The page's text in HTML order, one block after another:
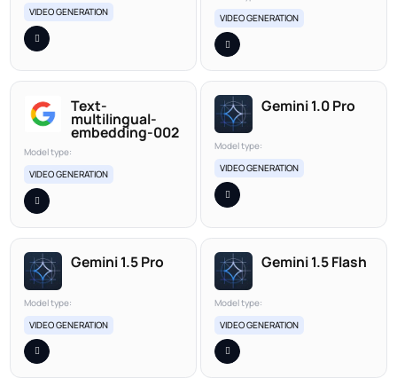
VIDEO GENERATION
VIDEO GENERATION
Text-
multilingual-
embedding-002
Model type:
VIDEO GENERATION
Gemini 1.0 Pro
Model type:
VIDEO GENERATION
Gemini 1.5 Pro
Model type:
VIDEO GENERATION
Gemini 1.5 Flash
Model type:
VIDEO GENERATION